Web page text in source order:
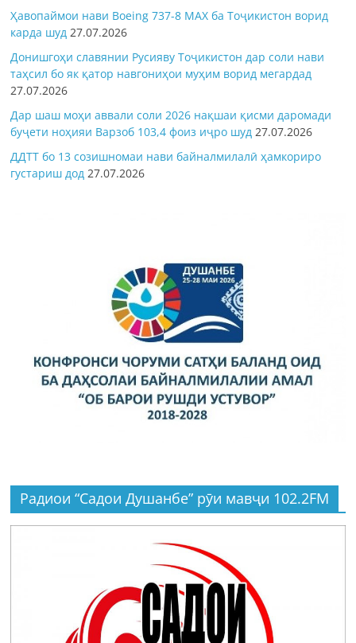
Ҳавопаймои нави Boeing 737-8 MAX ба Тоҷикистон ворид
карда шуд 27.07.2026
Донишгоҳи славянии Русияву Тоҷикистон дар соли нави
таҳсил бо як қатор навгониҳои муҳим ворид мегардад
27.07.2026
Дар шаш моҳи аввали соли 2026 нақшаи қисми даромади
буҷети ноҳияи Варзоб 103,4 фоиз иҷро шуд 27.07.2026
ДДТТ бо 13 созишномаи нави байналмилалӣ ҳамкориро
густариш дод 27.07.2026
Радиои “Садои Душанбе” рӯи мавҷи 102.2FM